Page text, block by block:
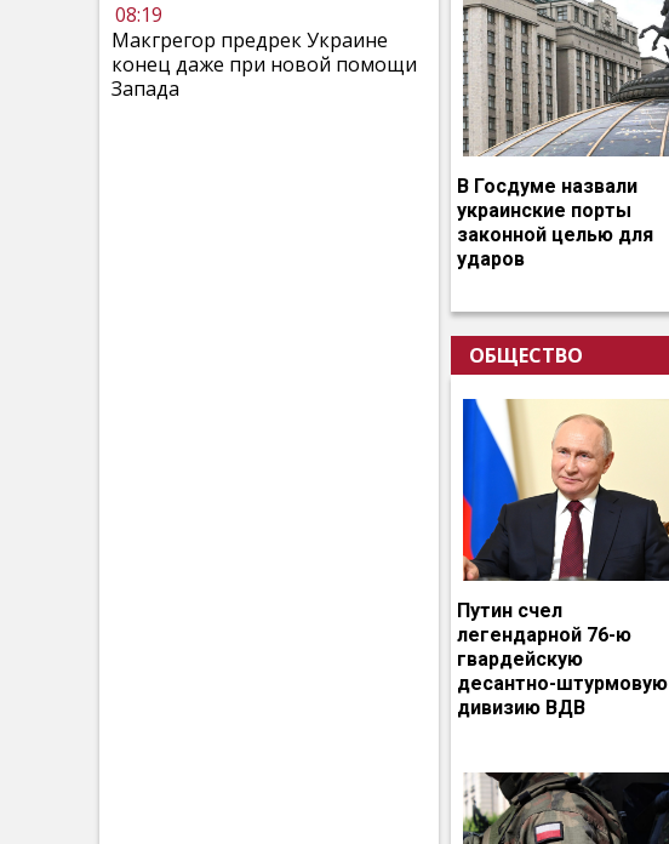
08:19
Макгрегор предрек Украине
конец даже при новой помощи
Запада
В Госдуме назвали
украинские порты
законной целью для
ударов
ОБЩЕСТВО
Путин счел
легендарной 76-ю
гвардейскую
десантно-штурмовую
дивизию ВДВ